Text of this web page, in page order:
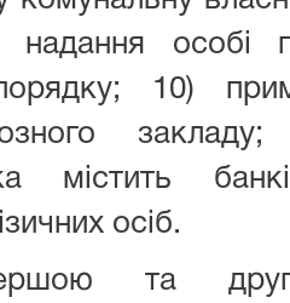
надання особі
10)
містить
осіб.
та